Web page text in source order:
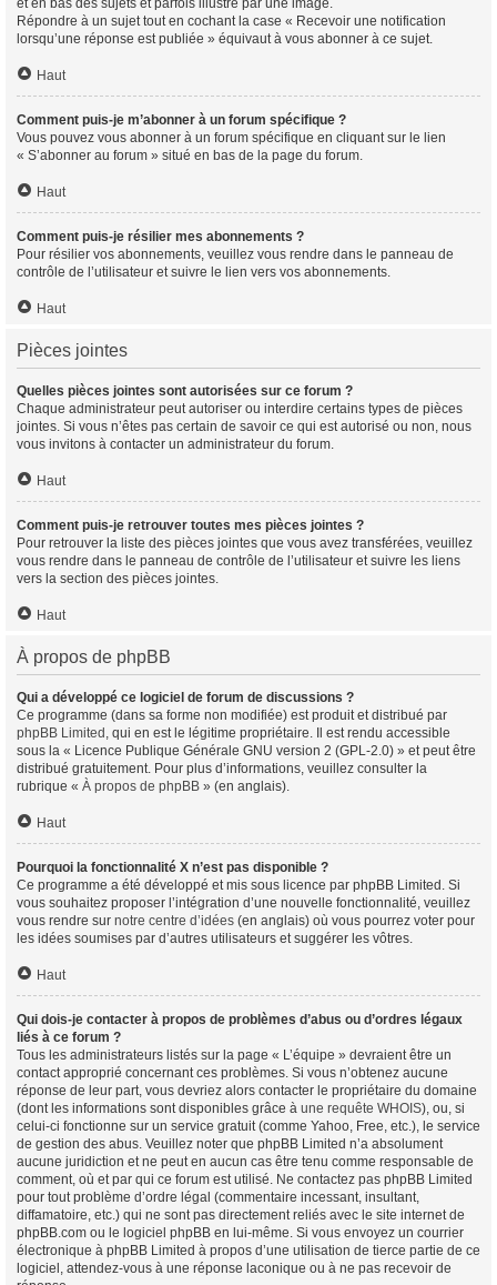
et en bas des sujets et parfois illustré par une image.
Répondre à un sujet tout en cochant la case « Recevoir une notification
lorsqu’une réponse est publiée » équivaut à vous abonner à ce sujet.
Haut
Comment puis-je m’abonner à un forum spécifique ?
Vous pouvez vous abonner à un forum spécifique en cliquant sur le lien
« S’abonner au forum » situé en bas de la page du forum.
Haut
Comment puis-je résilier mes abonnements ?
Pour résilier vos abonnements, veuillez vous rendre dans le panneau de
contrôle de l’utilisateur et suivre le lien vers vos abonnements.
Haut
Pièces jointes
Quelles pièces jointes sont autorisées sur ce forum ?
Chaque administrateur peut autoriser ou interdire certains types de pièces
jointes. Si vous n’êtes pas certain de savoir ce qui est autorisé ou non, nous
vous invitons à contacter un administrateur du forum.
Haut
Comment puis-je retrouver toutes mes pièces jointes ?
Pour retrouver la liste des pièces jointes que vous avez transférées, veuillez
vous rendre dans le panneau de contrôle de l’utilisateur et suivre les liens
vers la section des pièces jointes.
Haut
À propos de phpBB
Qui a développé ce logiciel de forum de discussions ?
Ce programme (dans sa forme non modifiée) est produit et distribué par
phpBB Limited , qui en est le légitime propriétaire. Il est rendu accessible
sous la « Licence Publique Générale GNU version 2 (GPL-2.0) » et peut être
distribué gratuitement. Pour plus d’informations, veuillez consulter la
rubrique « À propos de phpBB » (en anglais).
Haut
Pourquoi la fonctionnalité X n’est pas disponible ?
Ce programme a été développé et mis sous licence par phpBB Limited. Si
vous souhaitez proposer l’intégration d’une nouvelle fonctionnalité, veuillez
vous rendre sur notre centre d’idées (en anglais) où vous pourrez voter pour
les idées soumises par d’autres utilisateurs et suggérer les vôtres.
Haut
Qui dois-je contacter à propos de problèmes d’abus ou d’ordres légaux
liés à ce forum ?
Tous les administrateurs listés sur la page « L’équipe » devraient être un
contact approprié concernant ces problèmes. Si vous n’obtenez aucune
réponse de leur part, vous devriez alors contacter le propriétaire du domaine
(dont les informations sont disponibles grâce à une requête WHOIS), ou, si
celui-ci fonctionne sur un service gratuit (comme Yahoo, Free, etc.), le service
de gestion des abus. Veuillez noter que phpBB Limited n’a absolument
aucune juridiction et ne peut en aucun cas être tenu comme responsable de
comment, où et par qui ce forum est utilisé. Ne contactez pas phpBB Limited
pour tout problème d’ordre légal (commentaire incessant, insultant,
diffamatoire, etc.) qui ne sont pas directement reliés avec le site internet de
phpBB.com ou le logiciel phpBB en lui-même. Si vous envoyez un courrier
électronique à phpBB Limited à propos d’une utilisation de tierce partie de ce
logiciel, attendez-vous à une réponse laconique ou à ne pas recevoir de